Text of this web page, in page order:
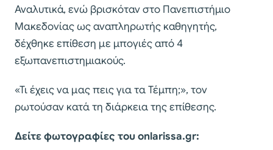
Αναλυτικά, ενώ βρισκόταν στο Πανεπιστήμιο
Μακεδονίας ως αναπληρωτής καθηγητής,
δέχθηκε επίθεση με μπογιές από 4
εξωπανεπιστημιακούς.
«Τι έχεις να μας πεις για τα Τέμπη;», τον
ρωτούσαν κατά τη διάρκεια της επίθεσης.
Δείτε φωτογραφίες του onlarissa.gr: